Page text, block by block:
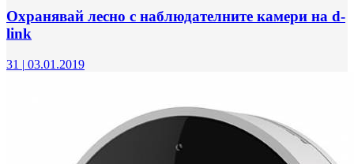
Охранявай лесно с наблюдателните камери на d-
link
31 | 03.01.2019